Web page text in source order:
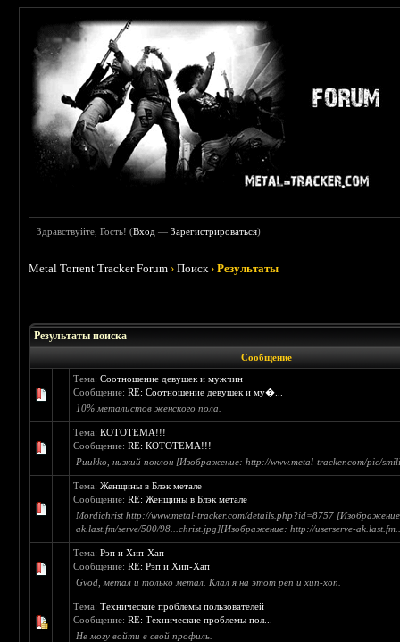
Здравствуйте, Гость! (Вход —Зарегистрироваться)
Metal Torrent Tracker Forum ›Поиск ›Результаты
Результаты поиска
Сообщение
Тема:Соотношение девушек и мужчин
Сообщение:RE: Соотношение девушек и му�...
10% металистов женского пола.
Тема:КОТОТЕМА!!!
Сообщение:RE: КОТОТЕМА!!!
Puukko, низкий поклон [Изображение: http://www.metal-tracker.com/pic/
Тема:Женщины в Блэк метале
Сообщение:RE: Женщины в Блэк метале
Mordichrist http://www.metal-tracker.com/details.php?id=8757
ak.last.fm/serve/500/98...christ.jpg][Изображение: http://userserve-
Тема:Рэп и Хип-Хап
Сообщение:RE: Рэп и Хип-Хап
Gvod, метал и только метал. Клал я на этот реп и хип-хоп.
Тема:Технические проблемы пользователей
Сообщение:RE: Технические проблемы пол...
Не могу войти в свой профиль.